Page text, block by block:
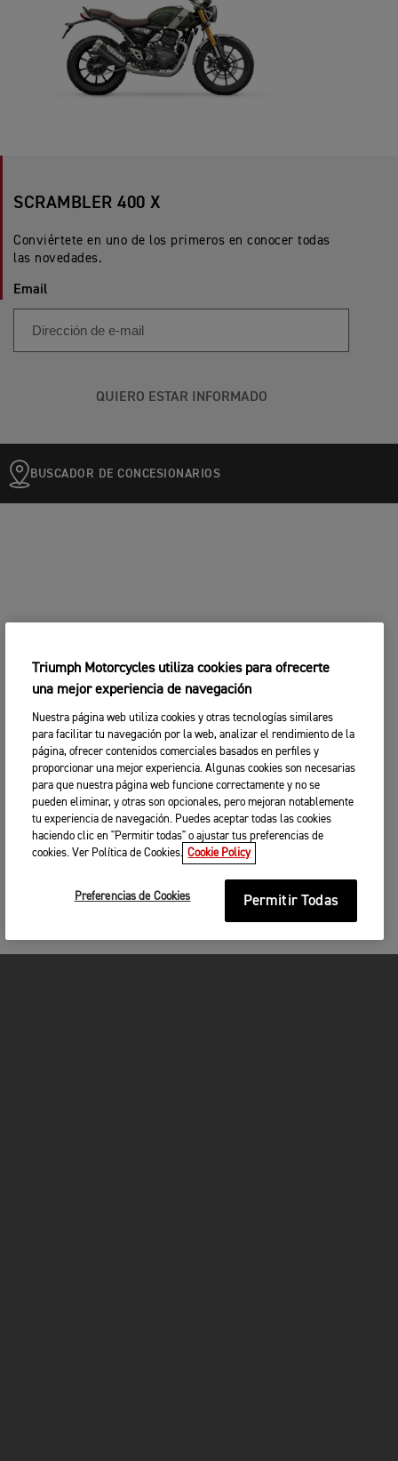
SCRAMBLER 400 X
Conviértete en uno de los primeros en conocer todas
las novedades.
Email
QUIERO ESTAR INFORMADO
BUSCADOR DE CONCESIONARIOS
Triumph Motorcycles utiliza cookies para ofrecerte
una mejor experiencia de navegación
Nuestra página web utiliza cookies y otras tecnologías similares
para facilitar tu navegación por la web, analizar el rendimiento de la
página, ofrecer contenidos comerciales basados en perfiles y
proporcionar una mejor experiencia. Algunas cookies son necesarias
para que nuestra página web funcione correctamente y no se
pueden eliminar, y otras son opcionales, pero mejoran notablemente
tu experiencia de navegación. Puedes aceptar todas las cookies
haciendo clic en "Permitir todas" o ajustar tus preferencias de
cookies. Ver Política de Cookies. Cookie Policy
Preferencias de Cookies Permitir Todas